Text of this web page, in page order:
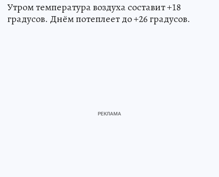
Утром температура воздуха составит +18
градусов. Днём потеплеет до +26 градусов.